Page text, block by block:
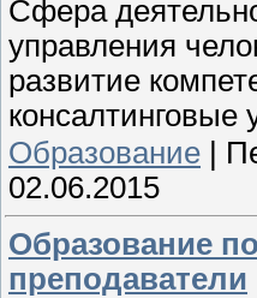
Сфера
управления
развитие
консалтинговые
Образование |
02.06.2015
Образование
преподаватели